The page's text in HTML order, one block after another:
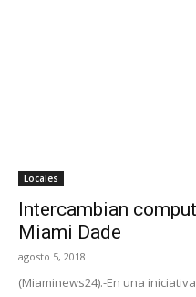
Locales
Intercambian
Miami Dade
agosto 5, 2018
(Miaminews24).-En una